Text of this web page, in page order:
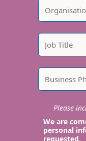
Please
We are
personal
requested.